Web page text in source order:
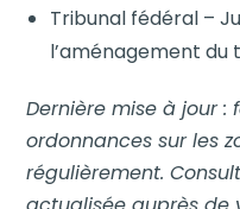
Tribunal fédéral –
l’aménagement du
Dernière mise à jour :
ordonnances sur les
régulièrement.